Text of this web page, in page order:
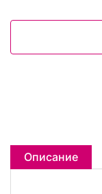
Описание